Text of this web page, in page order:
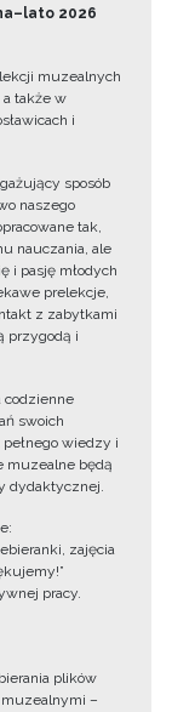
2026
muzealnych
a także w
i
sposób
naszego
tak,
nauczania, ale
i pasję młodych
prelekcje,
z zabytkami
przygodą i
swoich
wiedzy i
muzealne będą
dydaktycznej.
zajęcia
pracy.
plików
muzealnymi –